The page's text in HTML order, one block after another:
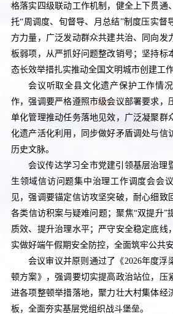
格落实四级联动工作机制，健全上下贯通
托“周调度、旬督导、月总结”制度压实督
方力量，广泛发动群众共建共治、同向发
板弱项，从严抓好问题整改销号；坚持标
态长效举措扎实推动全国文明城市创建工
会议听取全县文化遗产保护工作情
作，强调要严格遵照市级会议部署要求，
单化管理推动任务落地见效，广泛凝聚群
化遗产活化利用，同步做好矛盾调处与信
历史文脉。
会议传达学习全市党建引领基层治理
生领域信访问题集中治理工作调度会会
见，强调要锚定信访攻坚突破，耐心细致
各类信访积案与疑难问题；聚焦“双提升”
质效、提升治理水平；严守安全稳定底线
实做好端午假期安全防控，全面筑牢公共安
会议审议并原则通过了《2026年度浮
顿方案》，强调要切实提高政治站位，压
进各项整顿举措落地，聚力壮大村集体经
板，全面夯实基层党组织战斗堡垒。